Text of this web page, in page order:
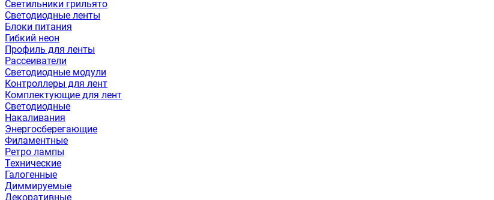
Светильники грильято
Светодиодные ленты
Блоки питания
Гибкий неон
Профиль для ленты
Рассеиватели
Светодиодные модули
Контроллеры для лент
Комплектующие для лент
Светодиодные
Накаливания
Энергосберегающие
Филаментные
Ретро лампы
Технические
Галогенные
Диммируемые
Декоративные